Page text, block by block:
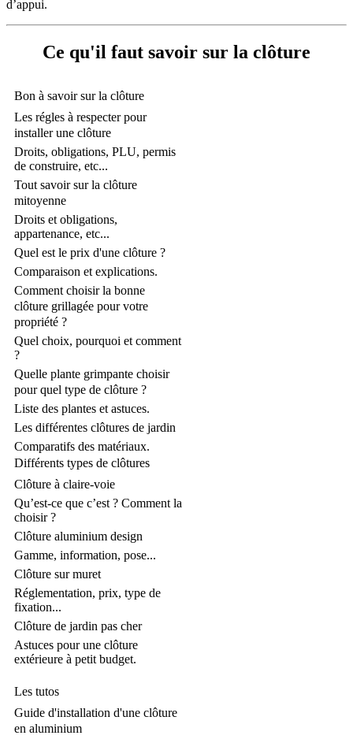
d’appui.
Ce qu'il faut savoir sur la clôture
Bon à savoir sur la clôture
Les régles à respecter pour
installer une clôture
Droits, obligations, PLU, permis
de construire, etc...
Tout savoir sur la clôture
mitoyenne
Droits et obligations,
appartenance, etc...
Quel est le prix d'une clôture ?
Comparaison et explications.
Comment choisir la bonne
clôture grillagée pour votre
propriété ?
Quel choix, pourquoi et comment
?
Quelle plante grimpante choisir
pour quel type de clôture ?
Liste des plantes et astuces.
Les différentes clôtures de jardin
Comparatifs des matériaux.
Différents types de clôtures
Clôture à claire-voie
Qu’est-ce que c’est ? Comment la
choisir ?
Clôture aluminium design
Gamme, information, pose...
Clôture sur muret
Réglementation, prix, type de
fixation...
Clôture de jardin pas cher
Astuces pour une clôture
extérieure à petit budget.
Les tutos
Guide d'installation d'une clôture
en aluminium